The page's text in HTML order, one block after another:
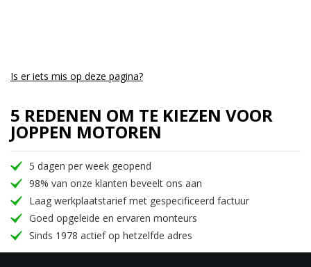
Is er iets mis op deze pagina?
5 REDENEN OM TE KIEZEN VOOR
JOPPEN MOTOREN
5 dagen per week geopend
98% van onze klanten beveelt ons aan
Laag werkplaatstarief met gespecificeerd factuur
Goed opgeleide en ervaren monteurs
Sinds 1978 actief op hetzelfde adres